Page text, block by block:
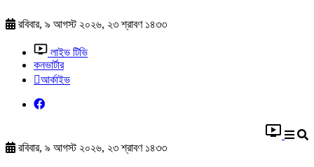
রবিবার, ৯ আগস্ট ২০২৬, ২৩ শ্রাবণ ১৪৩৩
লাইভ টিভি
কনভার্টার
আর্কাইভ
রবিবার, ৯ আগস্ট ২০২৬, ২৩ শ্রাবণ ১৪৩৩